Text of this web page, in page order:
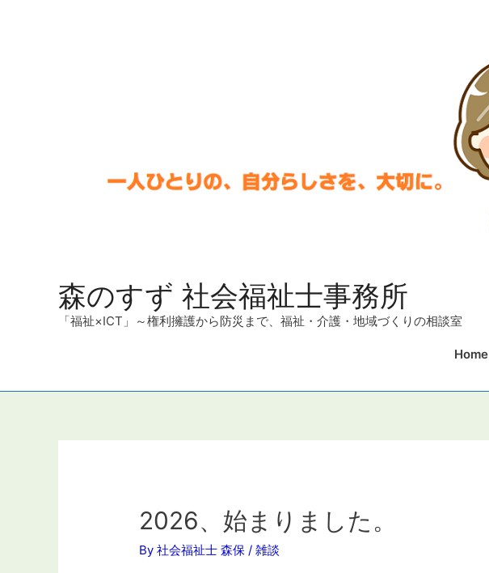
森のすず 社会福祉士事務所
「福祉×ICT」～権利擁護から防災まで、福祉・介護・地域づくりの相談室
Home
2026、始まりました。
By社会福祉士 森保 /雑談